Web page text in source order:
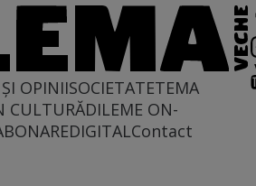
OPINIISOCIETATETEMA
CULTURĂDILEME ON-
DIGITALContact